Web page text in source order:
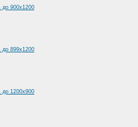
до 900x1200
до 899x1200
до 1200x900